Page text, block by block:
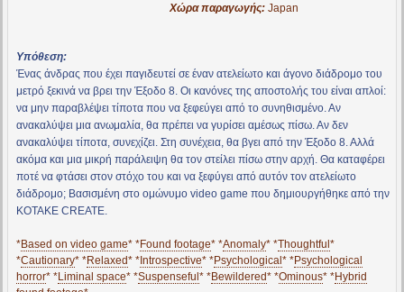
Χώρα παραγωγής: Japan
Υπόθεση:
Ένας άνδρας που έχει παγιδευτεί σε έναν ατελείωτο και άγονο διάδρομο του
μετρό ξεκινά να βρει την Έξοδο 8. Οι κανόνες της αποστολής του είναι απλοί:
να μην παραβλέψει τίποτα που να ξεφεύγει από το συνηθισμένο. Αν
ανακαλύψει μια ανωμαλία, θα πρέπει να γυρίσει αμέσως πίσω. Αν δεν
ανακαλύψει τίποτα, συνεχίζει. Στη συνέχεια, θα βγει από την Έξοδο 8. Αλλά
ακόμα και μια μικρή παράλειψη θα τον στείλει πίσω στην αρχή. Θα καταφέρει
ποτέ να φτάσει στον στόχο του και να ξεφύγει από αυτόν τον ατελείωτο
διάδρομο; Βασισμένη στο ομώνυμο video game που δημιουργήθηκε από την
KOTAKE CREATE.
*Based on video game* *Found footage* *Anomaly* *Thoughtful *
*Cautionary* *Relaxed* * Introspective* *Psychological * *Psychological
horror* *Liminal space* *Suspenseful * *Bewildered* *Ominous* *Hybrid